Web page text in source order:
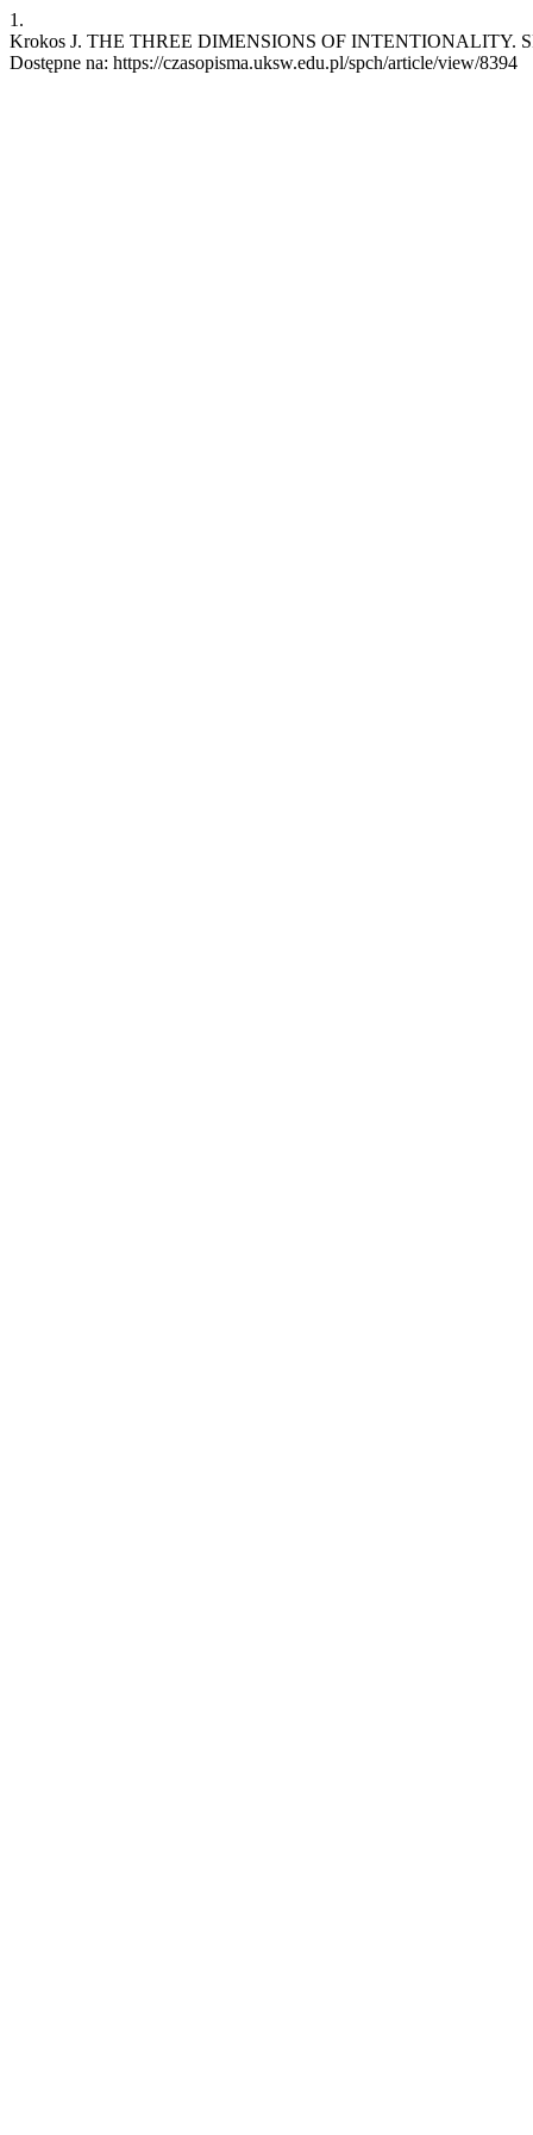
1.
Krokos J. THE THREE DIMENSIONS OF INTENTIONALITY.
Dostępne na: https://czasopisma.uksw.edu.pl/spch/article/view/8394